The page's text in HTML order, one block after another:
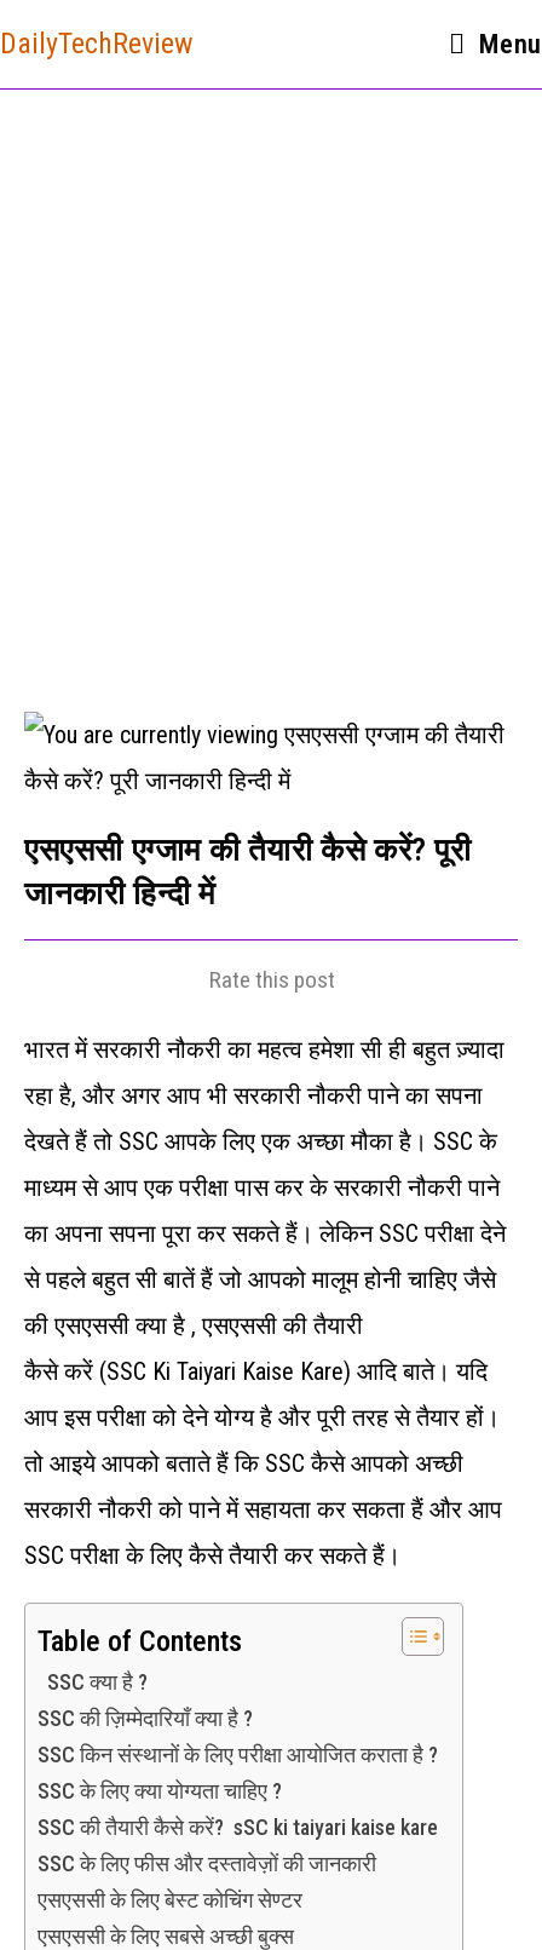
DailyTechReview Menu
एसएससी एग्जाम की तैयारी कैसे करें? पूरी
जानकारी हिन्दी में
Rate this post
भारत में सरकारी नौकरी का महत्व हमेशा सी ही बहुत ज़्यादा
रहा है, और अगर आप भी सरकारी नौकरी पाने का सपना
देखते हैं तो SSC आपके लिए एक अच्छा मौका है। SSC के
माध्यम से आप एक परीक्षा पास कर के सरकारी नौकरी पाने
का अपना सपना पूरा कर सकते हैं। लेकिन SSC परीक्षा देने
से पहले बहुत सी बातें हैं जो आपको मालूम होनी चाहिए जैसे
की एसएससी क्या है , एसएससी की तैयारी
कैसे करें (sSC Ki Taiyari Kaise Kare) आदि बाते। यदि
आप इस परीक्षा को देने योग्य है और पूरी तरह से तैयार हों।
तो आइये आपको बताते हैं कि SSC कैसे आपको अच्छी
सरकारी नौकरी को पाने में सहायता कर सकता हैं और आप
SSC परीक्षा के लिए कैसे तैयारी कर सकते हैं।
Table of Contents
SSC क्या है ?
SSC की ज़िम्मेदारियाँ क्या है ?
SSC किन संस्थानों के लिए परीक्षा आयोजित कराता है ?
SSC के लिए क्या योग्यता चाहिए ?
SSC की तैयारी कैसे करें? sSC ki taiyari kaise kare
SSC के लिए फीस और दस्तावेज़ों की जानकारी
एसएससी के लिए बेस्ट कोचिंग सेण्टर
एसएससी के लिए सबसे अच्छी बुक्स